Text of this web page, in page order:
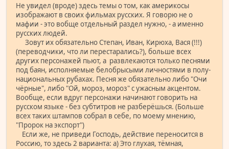
Не увидел (вроде) здесь темы о том, как америкосы
изображают в своих фильмах русских. Я говорю не о
мафии - это вобще отдельный раздел нужно, - а именно
русских людей.
Зовут их обязательно Степан, Иван, Кирюха, Вася (!!!)
(переводчики, что ли перестарались?), больше всех
других персонажей пьют, а развлекаются только песнями
под баян, исполняемые белобрысыми личностями в полу-
национальных рубахах. Песня же обязательно либо "Очи
чёрные", либо "Ой, мороз, мороз" с ужасным акцентом.
Вообще, если вдруг персонажи начинают говорить на
русском языке - без субтитров не разберёшься. (Больше
всех таких штампов собрал в себе, по моему мнению,
"Пророк на экспорт")
Если же, не приведи Господь, действие переносится в
Россию, то здесь 2 варианта: а) Это глухая, тёмная,